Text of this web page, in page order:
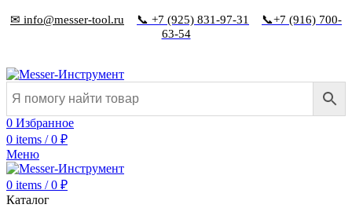
✉ info@messer-tool.ru 📞 +7 (925) 831-97-31
📞+7 (916) 700-
63-54
0 Избранное
0 items / 0 ₽
Меню
0 items / 0 ₽
Каталог